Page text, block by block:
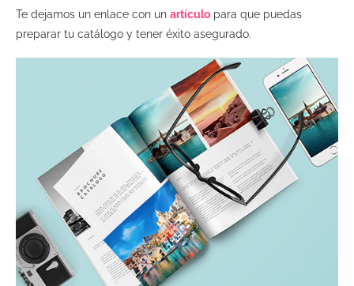
Te dejamos un enlace con un artículo para que puedas
preparar tu catálogo y tener éxito asegurado.